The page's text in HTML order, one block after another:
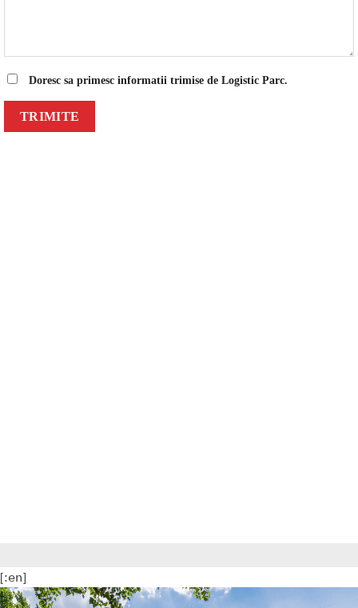
Doresc sa primesc informatii trimise de Logistic Parc.
[:en]